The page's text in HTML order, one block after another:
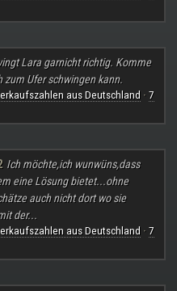
Lara garnicht richtig. Komme
Ufer schwingen kann.
aus Deutschland · 7
Ich möchte,ich wunwüns,dass
eine Lösung bietet...ohne
auch nicht dort wo sie
der...
aus Deutschland · 7